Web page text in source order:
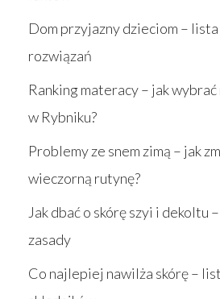
Dom przyjazny dzieciom –
rozwiązań
Ranking materacy – jak
w Rybniku?
Problemy ze snem zimą – jak
wieczorną rutynę?
Jak dbać o skórę szyi i dekoltu
zasady
Co najlepiej nawilża skórę –